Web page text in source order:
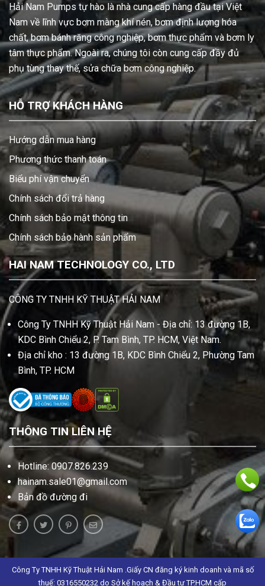
Hải Nam Pumps tự hào là nhà cung cấp hàng đầu tại Việt
Nam về lĩnh vực bơm màng khí nén, bơm định lượng hóa
chất, bơm bánh răng công nghiệp, bơm thực phẩm và bơm ly
tâm thực phẩm. Ngoài ra, chúng tôi còn cung cấp đầy đủ
phụ tùng thay thế, sửa chữa bơm công nghiệp.
HỖ TRỢ KHÁCH HÀNG
Hướng dẫn mua hàng
Phương thức thanh toán
Biểu phí vận chuyển
Chính sách đổi trả hàng
Chính sách bảo mật thông tin
Chính sách bảo hành sản phẩm
HAI NAM TECHNOLOGY CO., LTD
CÔNG TY TNHH KỸ THUẬT HẢI NAM
Công Ty TNHH Kỹ Thuật Hải Nam - Địa chỉ: 13 đường 1B,
KDC Bình Chiểu 2, P. Tam Bình, TP. HCM, Việt Nam.
Địa chỉ kho : 13 đường 1B, KDC Bình Chiểu 2, Phường Tam
Bình, TP. HCM
THÔNG TIN LIÊN HỆ
Hotline: 0907.826.239
hainam.sale01@gmail.com
Bản đồ đường đi
Công Ty TNHH Kỹ Thuật Hải Nam .Giấy CN đăng ký kinh doanh và mã số
thuế: 0316550232 do Sở kế hoạch & Đầu tư TP.HCM cấp